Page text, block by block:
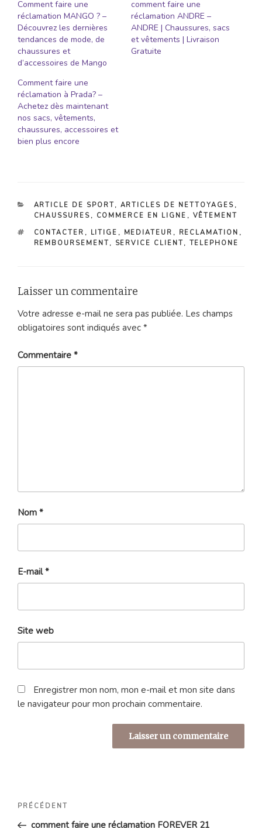
Comment faire une
réclamation MANGO ? –
Découvrez les dernières
tendances de mode, de
chaussures et
d’accessoires de Mango
comment faire une
réclamation ANDRE –
ANDRE | Chaussures, sacs
et vêtements | Livraison
Gratuite
Comment faire une
réclamation à Prada? –
Achetez dès maintenant
nos sacs, vêtements,
chaussures, accessoires et
bien plus encore
CATÉGORIES
ARTICLE DE SPORT, ARTICLES DE NETTOYAGES ,
CHAUSSURES , COMMERCE EN LIGNE , VÊTEMENT
ÉTIQUETTES
CONTACTER , LITIGE , MEDIATEUR , RECLAMATION ,
REMBOURSEMENT, SERVICE CLIENT, TELEPHONE
Laisser un commentaire
Votre adresse e-mail ne sera pas publiée. Les champs
obligatoires sont indiqués avec *
Commentaire *
Nom *
E-mail*
Site web
Enregistrer mon nom, mon e-mail et mon site dans
le navigateur pour mon prochain commentaire.
Navigation
Article
précédent
PRÉCÉDENT
comment faire une réclamation FOREVER 21